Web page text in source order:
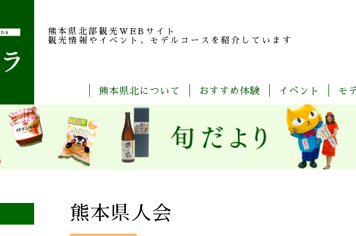
熊本県北部観光 WEBサイト
観光情報やイベント、モデルコースを紹介しています
熊本県北について
旬
だ
よ
り
品
紹
おすすめ体験
イベント
春
夏
秋 冬
モ
熊本県人会